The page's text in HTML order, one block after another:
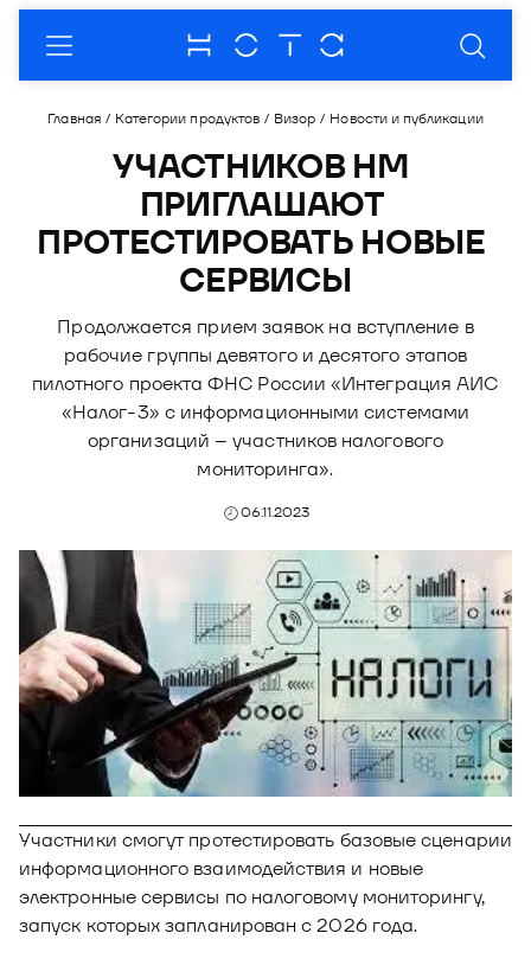
Кейсы
Премии
Закупки
Контакты
Продукты
Модус - платформа для автоматизации
бизнес-процессов
Модус.Взыскание
Модус.Маркетинг
Модус.Контактный центр
Блог
Купол - продукты и услуги в области
Купол. Документы
Купол. Контейнеры
Купол. Управление
Сфера - готовые решения для автоматизации
разработки ПО
Визор - решение для перехода в налоговый
мониторинг
Новости
Блог
Видео и аудио
Документы
DION - платформа корпоративных
Юнион - решение для автоматизации
рекрутмента
О решении
Кейсы клиентов
Калькулятор выгоды
Новости и публикации
Пилотный проект
Документы
Оазис - платформа для автоматизации
управления рисками
Продукты
Партнерская программа
Стать партнером
Документы
Пресс-центр
Публикации
Пресс-кит
Фотоальбомы
Отрасли
Главная / Категории продуктов / Визор / Новости и публикации
УЧАСТНИКОВ НМ
ПРИГЛАШАЮТ
ПРОТЕСТИРОВАТЬ НОВЫЕ
СЕРВИСЫ
Продолжается прием заявок на вступление в
рабочие группы девятого и десятого этапов
пилотного проекта ФНС России «Интеграция АИС
«Налог-3» с информационными системами
организаций – участников налогового
мониторинга».
06.11.2023
Участники смогут протестировать базовые сценарии
информационного взаимодействия и новые
электронные сервисы по налоговому мониторингу,
запуск которых запланирован с 2026 года.